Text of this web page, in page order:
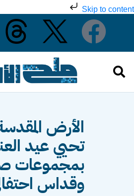
Skip to content
الأرض
تحيي عيد
بمجموعات
وقداس